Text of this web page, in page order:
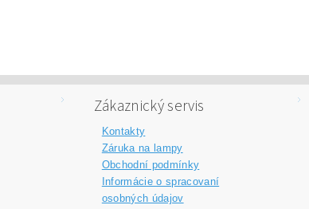
Zákaznický servis
Kontakty
Záruka na lampy
Obchodní podmínky
Informácie o spracovaní
osobných údajov